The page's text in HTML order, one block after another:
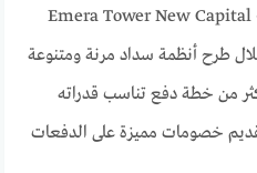
مول إميرا تاور العاصمة الإدارية – Emera Tower New Capital
طرح أنظمة سداد مرنة ومتنوعة
من خطة دفع تناسب قدراته
تقديم خصومات مميزة على الدفعات